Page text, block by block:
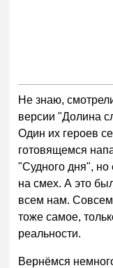
Не знаю,
версии "Долина
Один их героев
готовящемся
"Судного дня", но
на смех. А это
всем нам.
тоже самое,
реальности.
Вернёмся